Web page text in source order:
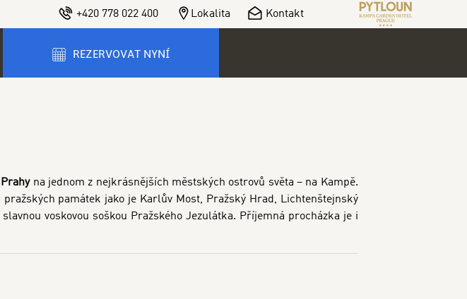
+420 778 022 400 Lokalita Kontakt
REZERVOVAT NYNÍ
na jednom z nejkrásnějších městských ostrovů světa – na Kampě.
památek jako je Karlův Most, Pražský Hrad, Lichtenštejnský
voskovou soškou Pražského Jezulátka. Příjemná procházka je i